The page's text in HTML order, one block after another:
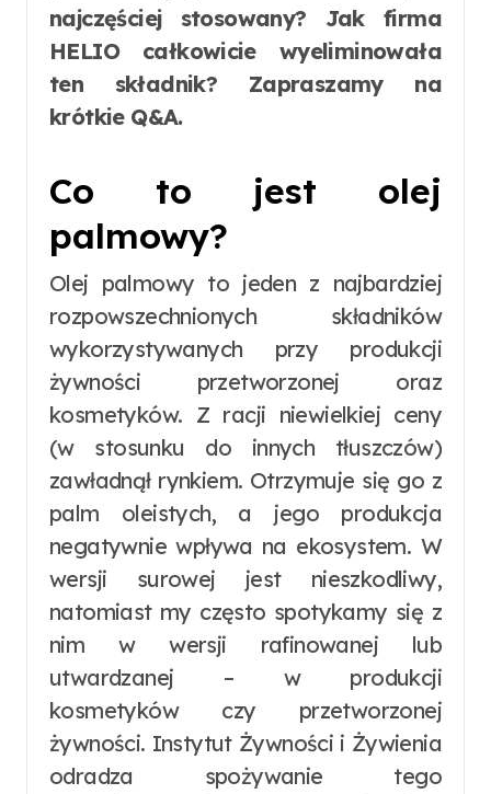
najczęściej stosowany? Jak firma
HELIO całkowicie wyeliminowała
ten składnik? Zapraszamy na
krótkie Q&A.
Co to jest olej
palmowy?
Olej palmowy to jeden z najbardziej
rozpowszechnionych składników
wykorzystywanych przy produkcji
żywności przetworzonej oraz
kosmetyków. Z racji niewielkiej ceny
(w stosunku do innych tłuszczów)
zawładnął rynkiem. Otrzymuje się go z
palm oleistych, a jego produkcja
negatywnie wpływa na ekosystem. W
wersji surowej jest nieszkodliwy,
natomiast my często spotykamy się z
nim w wersji rafinowanej lub
utwardzanej – w produkcji
kosmetyków czy przetworzonej
żywności. Instytut Żywności i Żywienia
odradza spożywanie tego